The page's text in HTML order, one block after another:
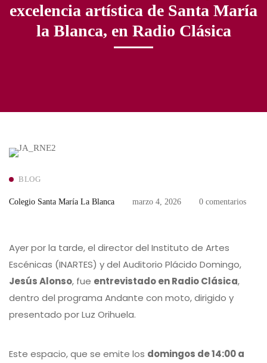
excelencia artística de Santa María
la Blanca, en Radio Clásica
BLOG
Colegio Santa María La Blanca marzo 4, 2026 0 comentarios
Ayer por la tarde, el director del Instituto de Artes
Escénicas (INARTES) y del Auditorio Plácido Domingo,
Jesús Alonso, fue entrevistado en Radio Clásica,
dentro del programa Andante con moto,dirigido y
presentado por Luz Orihuela.
Este espacio, que se emite los domingos de 14:00 a